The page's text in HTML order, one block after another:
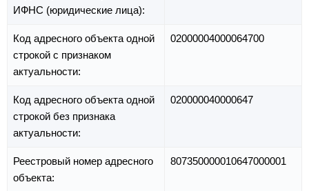
ИФНС (юридические лица):
Код адресного объекта одной
строкой с признаком
актуальности:
02000004000064700
Код адресного объекта одной
строкой без признака
актуальности:
020000040000647
Реестровый номер адресного
объекта:
807350000010647000001